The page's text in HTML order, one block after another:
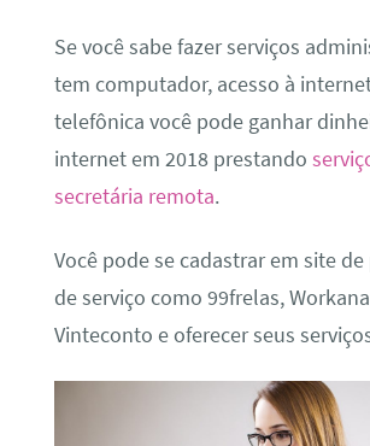
Se você sabe fazer serviços
tem computador, acesso à
telefônica você pode ganhar
internet em 2018 prestando
secretária remota.
Você pode se cadastrar em site
de serviço como 99frelas,
Vinteconto e oferecer seus